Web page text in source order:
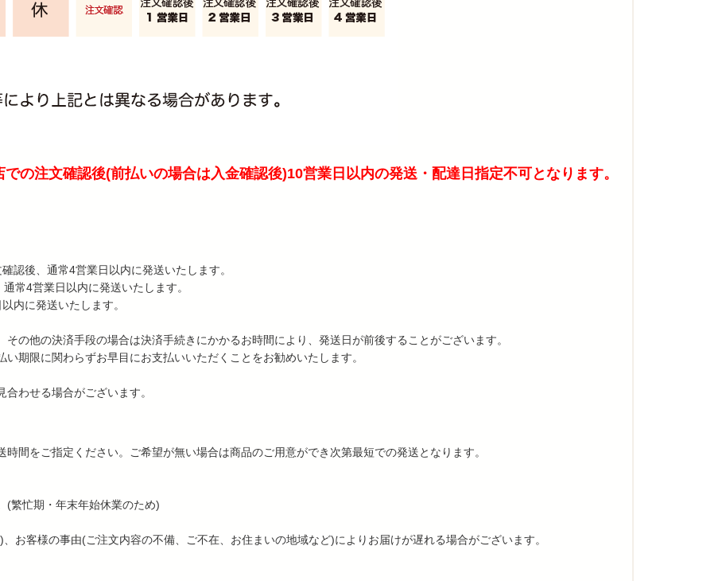
の注文確認後(前払いの場合は入金確認後)10営業日以内の発送・配達日指定不可となります。
認後、通常4営業日以内に発送いたします。
常4営業日以内に発送いたします。
内に発送いたします。
の他の決済手段の場合は決済手続きにかかるお時間により、発送日が前後することがございます。
期限に関わらずお早目にお支払いいただくことをお勧めいたします。
わせる場合がございます。
間をご指定ください。ご希望が無い場合は商品のご用意ができ次第最短での発送となります。
(繁忙期・年末年始休業のため)
お客様の事由(ご注文内容の不備、ご不在、お住まいの地域など)によりお届けが遅れる場合がございます。